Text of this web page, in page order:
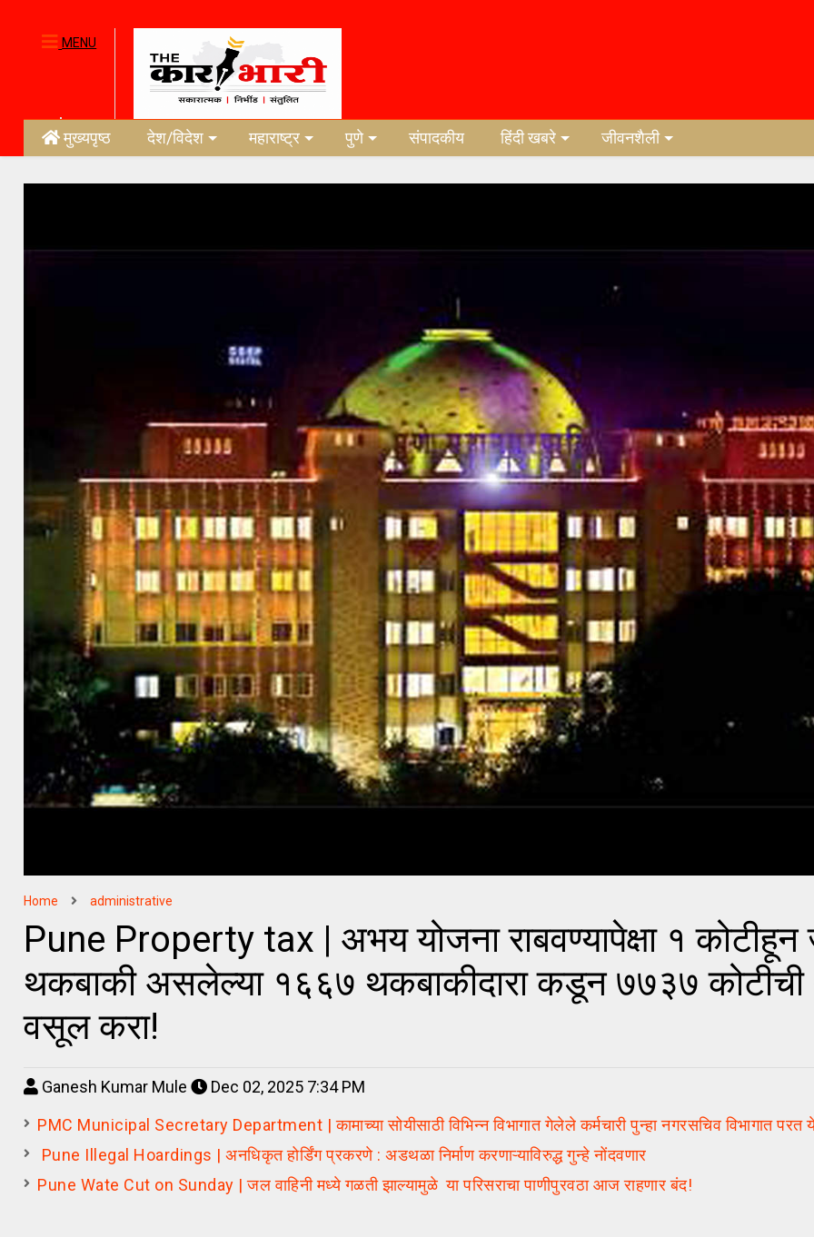
MENU
मुख्यपृष्ठ देश/विदेश महाराष्ट्र पुणे संपादकीय हिंदी खबरे जीवनशैली
Home administrative
Pune Property tax | अभय योजना राबवण्यापेक्षा १ कोटीहून
थकबाकी असलेल्या १६६७ थकबाकीदारा कडून ७७३७
वसूल करा!
Ganesh Kumar Mule
Dec 02, 2025 7:34 PM
PMC Municipal Secretary Department | कामाच्या सोयीसाठी विभिन्न विभागात गेलेले कर्मचारी पुन्हा नगरसचिव विभागात परत
Pune Illegal Hoardings | अनधिकृत होर्डिंग प्रकरणे : अडथळा निर्माण करणाऱ्याविरुद्ध गुन्हे नोंदवणार
Pune Wate Cut on Sunday | जल वाहिनी मध्ये गळती झाल्यामुळे या परिसराचा पाणीपुरवठा आज राहणार बंद!